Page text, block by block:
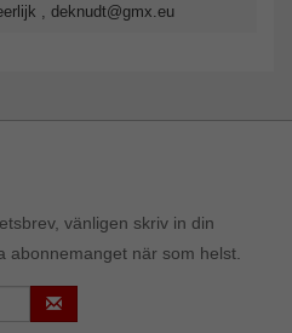
, deknudt@gmx.eu
vänligen skriv in din
abonnemanget när som helst.